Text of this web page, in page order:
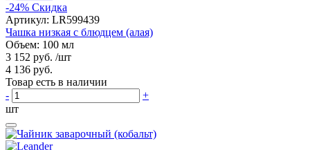
-24% Скидка
Артикул: LR599439
Чашка низкая с блюдцем (алая)
Объем: 100 мл
3 152 руб. /шт
4 136 руб.
Товар есть в наличии
-
+
шт